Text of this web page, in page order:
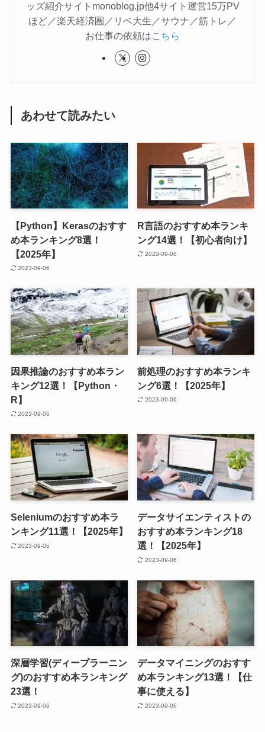
ッズ紹介サイトmonoblog.jp他4サイト運営15万PV
ほど／楽天経済圏／リベ大生／サウナ／筋トレ／
お仕事の依頼はこちら
あわせて読みたい
【Python】Kerasのおすす
め本ランキング8選！
【2025年】
2023-09-06
R言語のおすすめ本ランキ
ング14選！【初心者向け】
2023-09-06
因果推論のおすすめ本ラン
キング12選！【Python・
R】
2023-09-06
前処理のおすすめ本ランキ
ング6選！【2025年】
2023-09-06
Seleniumのおすすめ本ラ
ンキング11選！【2025年】
2023-09-06
データサイエンティストの
おすすめ本ランキング18
選！【2025年】
2023-09-06
深層学習(ディープラーニン
グ)のおすすめ本ランキング
23選！
2023-09-06
データマイニングのおすす
め本ランキング13選！【仕
事に使える】
2023-09-06